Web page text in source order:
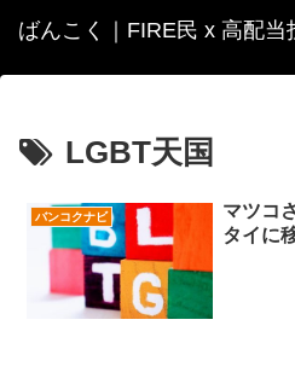
ばんこく｜FIRE民 x 高配
LGBT天国
バンコクナビ
マツコ
タイに